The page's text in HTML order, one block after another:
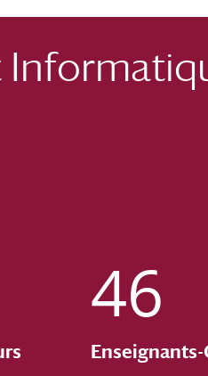
46